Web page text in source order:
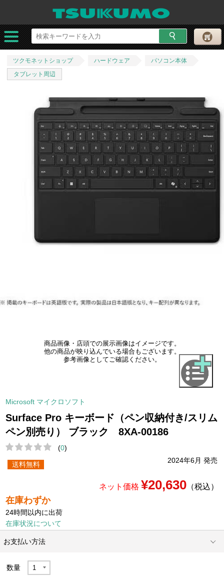
ツクモネットショップ ハードウェア
パソコン本体
タブレット周辺
商品画像・店頭での展示画像はイメージです。
他の商品が映り込んでいる場合もございます。
参考画像としてご確認ください。
Microsoft マイクロソフト
Surface Pro キーボード（ペン収納付き/スリム
ペン別売り） ブラック 8XA-00186
(0)
2024年6月 発売
送料無料
ネット価格 ¥20,630（税込）
在庫わずか
24時間以内に出荷
在庫状況について
お支払い方法
数量